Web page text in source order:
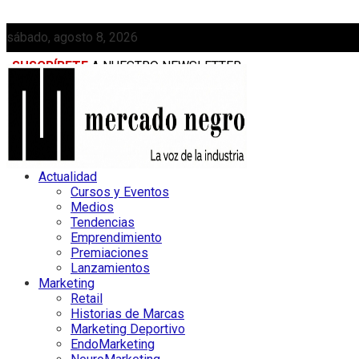
sábado, agosto 8, 2026
SUSCRÍBETE A NUESTRO NEWSLETTER
MEDIAKIT
Actualidad
Cursos y Eventos
Medios
Tendencias
Emprendimiento
Premiaciones
Lanzamientos
Marketing
Retail
Historias de Marcas
Marketing Deportivo
EndoMarketing